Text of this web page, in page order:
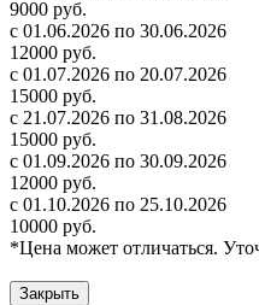
9000 руб.
с 01.06.2026 по 30.06.2026
12000 руб.
с 01.07.2026 по 20.07.2026
15000 руб.
с 21.07.2026 по 31.08.2026
15000 руб.
с 01.09.2026 по 30.09.2026
12000 руб.
с 01.10.2026 по 25.10.2026
10000 руб.
*Цена может отличаться.
Закрыть